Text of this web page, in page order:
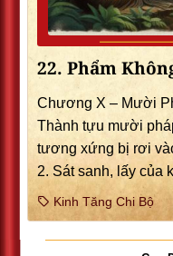
22. Phẩm
Chương X – Mười
Thành tựu mười
tương xứng bị rơi
2. Sát sanh, lấy của
Kinh Tăng Chi Bộ